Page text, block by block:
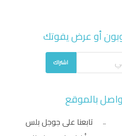
أو عرض يفوتك
اشتراك
بالموقع
تابعنا على جوجل بلس